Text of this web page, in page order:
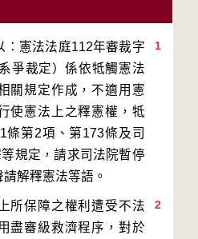
1
：憲法法庭112年審裁字
爭裁定）係依牴觸憲法
關規定作成，不適用憲
使憲法上之釋憲權，牴
條第2項、第173條及司
規定，請求司法院暫停
2
所保障之權利遭受不法
盡審級救濟程序，對於